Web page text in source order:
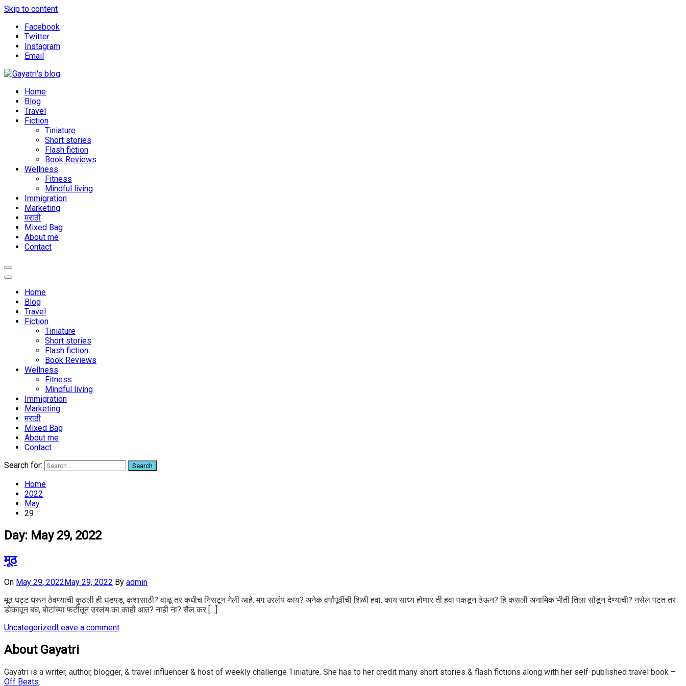
Skip to content
Facebook
Twitter
Instagram
Email
Home
Blog
Travel
Fiction
Tiniature
Short stories
Flash fiction
Book Reviews
Wellness
Fitness
Mindful living
Immigration
Marketing
मराठी
Mixed Bag
About me
Contact
Home
Blog
Travel
Fiction
Tiniature
Short stories
Flash fiction
Book Reviews
Wellness
Fitness
Mindful living
Immigration
Marketing
मराठी
Mixed Bag
About me
Contact
Search for:
Home
2022
May
29
Day: May 29, 2022
मूठ
On May 29, 2022May 29, 2022 By admin
मूठ घट्ट धरून ठेवण्याची कुठली ही धडपड, कशासाठी? वाळू तर कधीच निसटून गेली आहे. मग उरलंय काय? अनेक वर्षांपूर्वीची शिळी हवा. काय साध्य होणार ती हवा पकडून ठेऊन? हि कसली अनामिक भीती तिला सोडून देण्याची? नसेल पटत तर
डोकावून बघ, बोटांच्या फटीतून उरलंय का काही आत? नाही ना? सैल कर […]
UncategorizedLeave a comment
About Gayatri
Gayatri is a writer, author, blogger, & travel influencer & host of weekly challenge Tiniature. She has to her credit many short stories & flash fictions along with her self-published travel book –
Off Beats.